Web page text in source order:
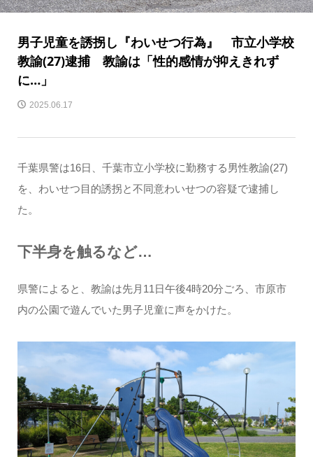
男子児童を誘拐し『わいせつ行為』 市立小学校
教諭(27)逮捕 教諭は「性的感情が抑えきれず
に…」
2025.06.17
千葉県警は16日、千葉市立小学校に勤務する男性教諭(27)
を、わいせつ目的誘拐と不同意わいせつの容疑で逮捕し
た。
下半身を触るなど…
県警によると、教諭は先月11日午後4時20分ごろ、市原市
内の公園で遊んでいた男子児童に声をかけた。